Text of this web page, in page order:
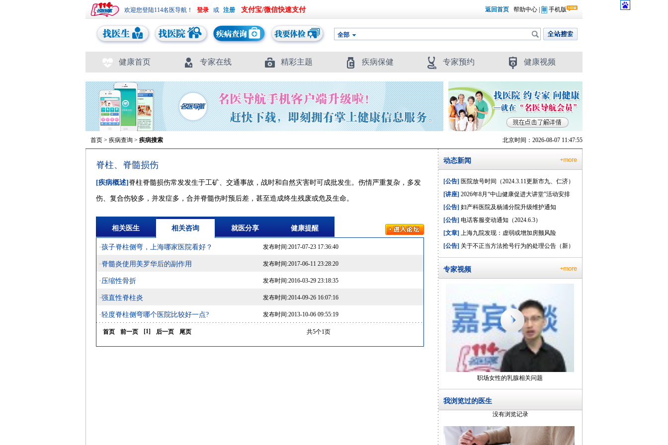
欢迎您登陆114名医导航！ 或 支付宝/微信快速支付 返回首页 帮助中心 手机版
全部
健康首页 专家在线 精彩主题 疾病保健 专家预约 健康视频
首页 > 疾病查询 > 疾病搜索 北京时间：2026-08-07 11:47:56
脊柱、脊髓损伤
[疾病概述] 脊柱脊髓损伤常发发生于工矿、交通事故，战时和自然灾害时可成批发生。伤情严重复杂，多发
伤、复合伤较多，并发症多，合并脊髓伤时预后差，甚至造成终生残废或危及生命。
相关医生 相关咨询 就医分享 健康提醒
·孩子脊柱侧弯，上海哪家医院看好？ 发布时间:2017-07-23 17:36:40
·脊髓炎使用美罗华后的副作用 发布时间:2017-06-11 23:28:20
·压缩性骨折 发布时间:2016-03-29 23:18:35
·强直性脊柱炎 发布时间:2014-09-26 16:07:16
·轻度脊柱侧弯哪个医院比较好一点? 发布时间:2013-10-06 09:55:19
首页 前一页 [1] 后一页 尾页 共5个1页
动态新闻
[公告] 医院放号时间（2024.3.11更新市九、仁济）
[讲座] 2026年8月“中山健康促进大讲堂”活动安排
[公告] 妇产科医院及杨浦分院升级维护通知
[公告] 电话客服变动通知（2024.6.3）
[文章] 上海九院发现：虚弱或增加房颤风险
[公告] 关于不正当方法抢号行为的处理公告（新）
专家视频
职场女性的乳腺相关问题
我浏览过的医生
没有浏览记录